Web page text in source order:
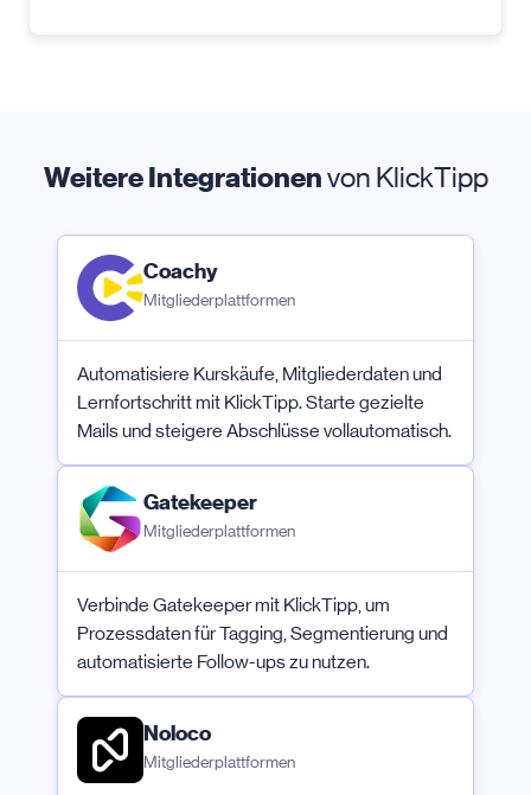
Weitere Integrationenvon KlickTipp
Coachy
Mitgliederplattformen
Automatisiere Kurskäufe, Mitgliederdaten und
Lernfortschritt mit KlickTipp. Starte gezielte
Mails und steigere Abschlüsse vollautomatisch.
Gatekeeper
Mitgliederplattformen
Verbinde Gatekeeper mit KlickTipp, um
Prozessdaten für Tagging, Segmentierung und
automatisierte Follow-ups zu nutzen.
Noloco
Mitgliederplattformen